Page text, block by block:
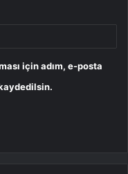
için adım, e-posta